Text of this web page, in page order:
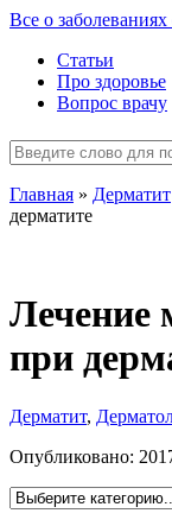
Все о
Статьи
Про здоровье
Вопрос врачу
Главная » Дерматит
дерматите
Лечение
при
Дерматит,
Опубликовано: